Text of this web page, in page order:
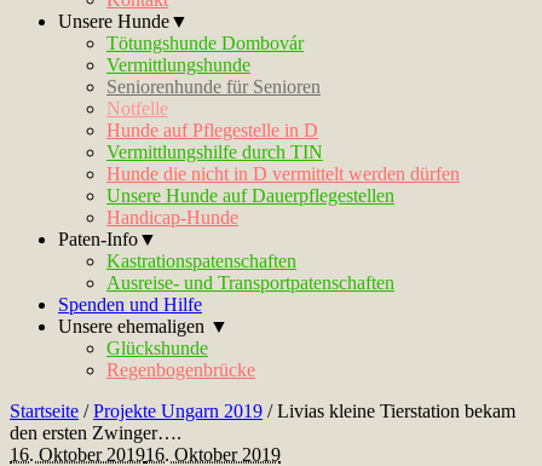
Unsere Hunde▼
Tötungshunde Dombovár
Vermittlungshunde
Seniorenhunde für Senioren
Notfelle
Hunde auf Pflegestelle in D
Vermittlungshilfe durch TIN
Hunde die nicht in D vermittelt werden dürfen
Unsere Hunde auf Dauerpflegestellen
Handicap-Hunde
Paten-Info▼
Kastrationspatenschaften
Ausreise- und Transportpatenschaften
Spenden und Hilfe
Unsere ehemaligen ▼
Glückshunde
Regenbogenbrücke
Startseite /Projekte Ungarn 2019 /Livias kleine Tierstation bekam
den ersten Zwinger….
16. Oktober 201916. Oktober 2019